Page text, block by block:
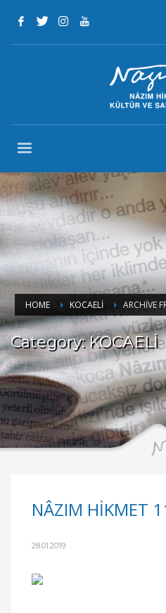
HOME KOCAELİ ARCHIVE
Category: KOCAELİ
NÂZIM HİKMET
28.01.2019